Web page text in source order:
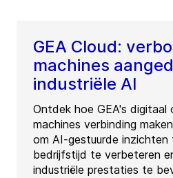
GEA Cloud:
machines
industriële AI
Ontdek hoe GEA's digitaal
machines verbinding
om AI-gestuurde
bedrijfstijd te verbeteren
industriële prestaties te